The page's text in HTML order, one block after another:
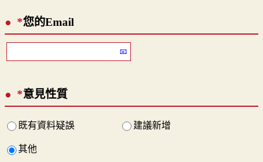
*您的Email
*意見性質
既有資料疑誤 建議新增
其他